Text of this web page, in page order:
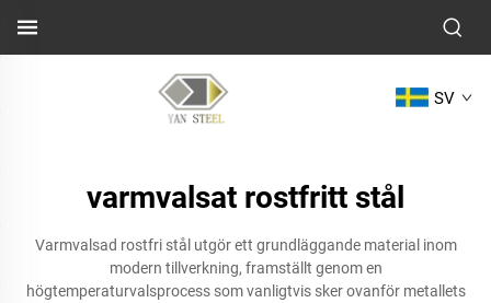
SV
varmvalsat rostfritt stål
Varmvalsad rostfri stål utgör ett grundläggande material inom
modern tillverkning, framställt genom en
högtemperaturvalsprocess som vanligtvis sker ovanför metallets